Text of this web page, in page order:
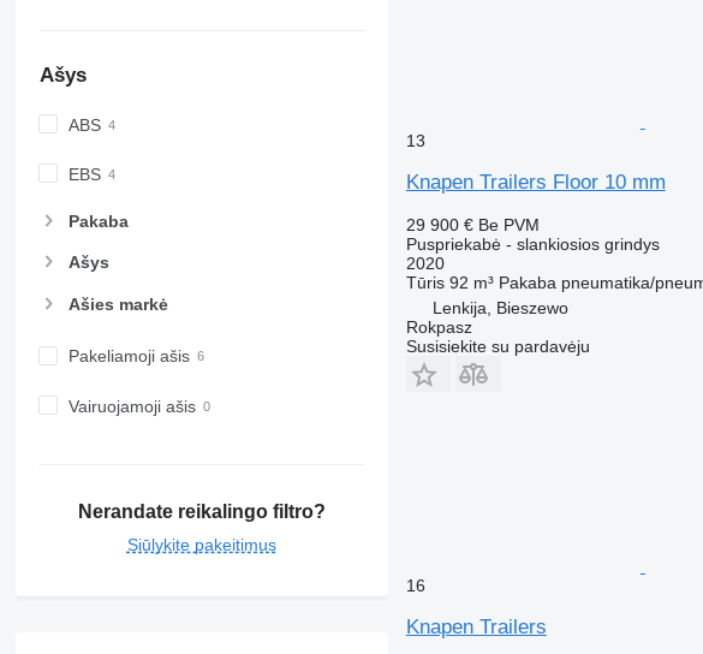
Ašys
ABS
EBS
Pakaba
Ašys
Ašies markė
Pakeliamoji ašis
Vairuojamoji ašis
Nerandate reikalingo filtro?
Siūlykite pakeitimus
13
Knapen Trailers Floor 10 mm
29 900 € Be PVM
Puspriekabė - slankiosios grindys
2020
Tūris 92 m³ Pakaba pneumatika/
Lenkija, Bieszewo
Rokpasz
Susisiekite su pardavėju
16
Knapen Trailers